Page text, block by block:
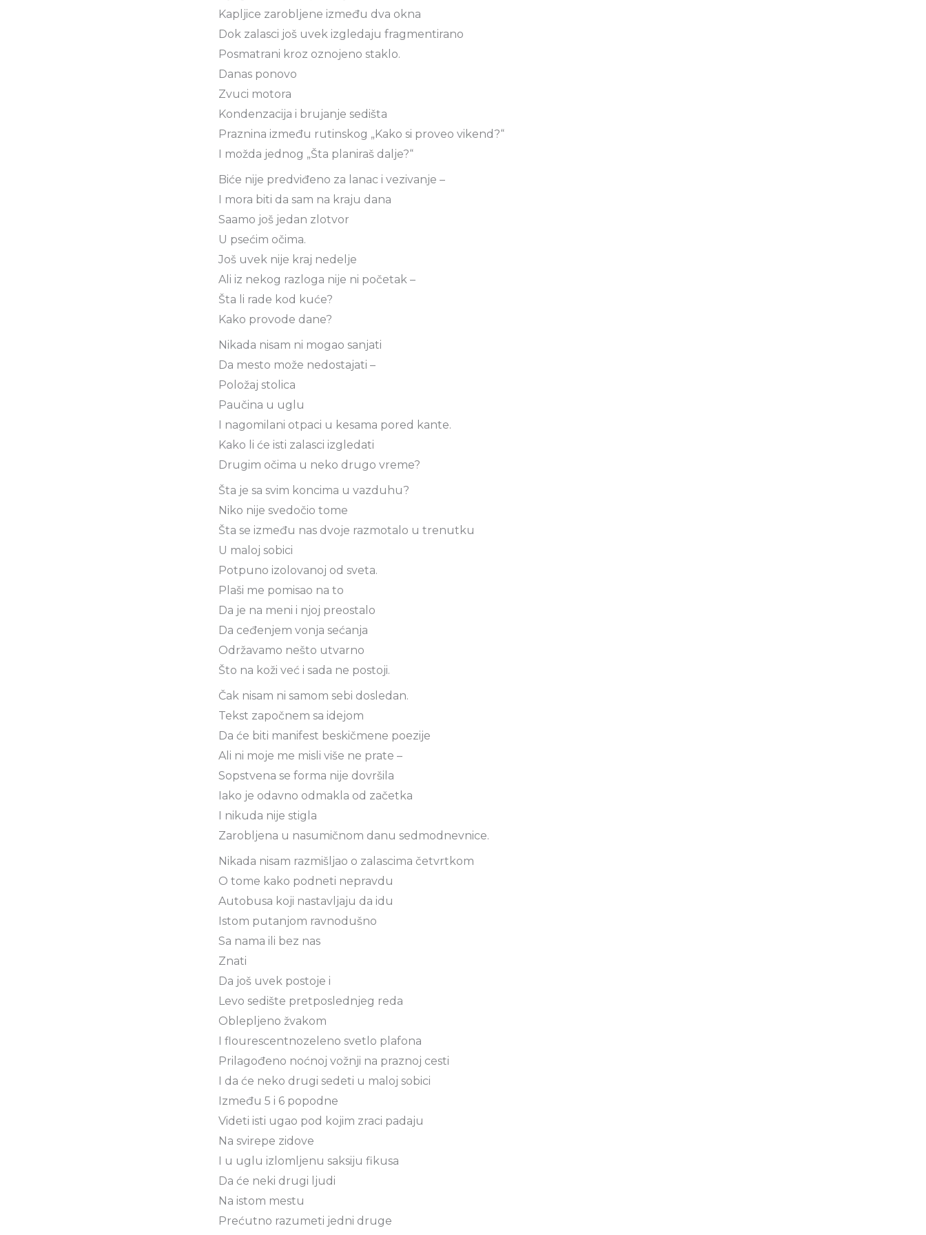
Kapljice zarobljene između dva okna
Dok zalasci još uvek izgledaju fragmentirano
Posmatrani kroz oznojeno staklo.
Danas ponovo
Zvuci motora
Kondenzacija i brujanje sedišta
Praznina između rutinskog „Kako si proveo vikend?“
I možda jednog „Šta planiraš dalje?“
Biće nije predviđeno za lanac i vezivanje –
I mora biti da sam na kraju dana
Saamo još jedan zlotvor
U psećim očima.
Još uvek nije kraj nedelje
Ali iz nekog razloga nije ni početak –
Šta li rade kod kuće?
Kako provode dane?
Nikada nisam ni mogao sanjati
Da mesto može nedostajati –
Položaj stolica
Paučina u uglu
I nagomilani otpaci u kesama pored kante.
Kako li će isti zalasci izgledati
Drugim očima u neko drugo vreme?
Šta je sa svim koncima u vazduhu?
Niko nije svedočio tome
Šta se između nas dvoje razmotalo u trenutku
U maloj sobici
Potpuno izolovanoj od sveta.
Plaši me pomisao na to
Da je na meni i njoj preostalo
Da ceđenjem vonja sećanja
Održavamo nešto utvarno
Što na koži već i sada ne postoji.
Čak nisam ni samom sebi dosledan.
Tekst započnem sa idejom
Da će biti manifest beskičmene poezije
Ali ni moje me misli više ne prate –
Sopstvena se forma nije dovršila
Iako je odavno odmakla od začetka
I nikuda nije stigla
Zarobljena u nasumičnom danu sedmodnevnice.
Nikada nisam razmišljao o zalascima četvrtkom
O tome kako podneti nepravdu
Autobusa koji nastavljaju da idu
Istom putanjom ravnodušno
Sa nama ili bez nas
Znati
Da još uvek postoje i
Levo sedište pretposlednjeg reda
Oblepljeno žvakom
I flourescentnozeleno svetlo plafona
Prilagođeno noćnoj vožnji na praznoj cesti
I da će neko drugi sedeti u maloj sobici
Između 5 i 6 popodne
Videti isti ugao pod kojim zraci padaju
Na svirepe zidove
I u uglu izlomljenu saksiju fikusa
Da će neki drugi ljudi
Na istom mestu
Prećutno razumeti jedni druge